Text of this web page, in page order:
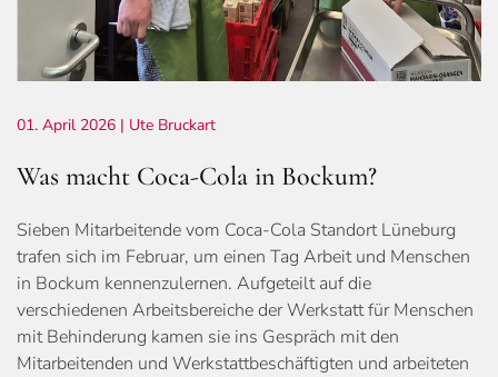
01. April 2026 | Ute Bruckart
Was macht Coca-Cola in Bockum?
Sieben Mitarbeitende vom Coca-Cola Standort Lüneburg
trafen sich im Februar, um einen Tag Arbeit und Menschen
in Bockum kennenzulernen. Aufgeteilt auf die
verschiedenen Arbeitsbereiche der Werkstatt für Menschen
mit Behinderung kamen sie ins Gespräch mit den
Mitarbeitenden und Werkstattbeschäftigten und arbeiteten